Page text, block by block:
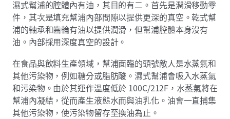
濕式幫浦的腔體內有油，其目的有二。首先是潤滑移動零
件，其次是填充幫浦內部間隙以提供更深的真空。乾式幫
浦的軸承和齒輪有油以提供潤滑，但幫浦腔體本身沒有
油。內部採用深度真空的設計。
在食品與飲料生產領域，幫浦面臨的頭號敵人是水蒸氣和
其他污染物，例如糖分或脂肪酸。濕式幫浦會吸入水蒸氣
和污染物。由於其運作溫度低於 100C/212F，水蒸氣將在
幫浦內凝結，從而產生液態水而與油乳化。油會一直捕集
其他污染物，使污染物留存至換油為止。